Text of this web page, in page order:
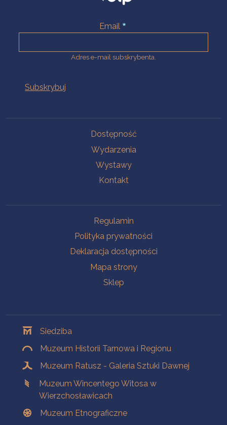
Email
Adres e-mail subskrybenta.
Dostępność
Wydarzenia
Wystawy
Kontakt
Regulamin
Polityka prywatności
Deklaracja dostępności
Mapa strony
Sklep
Siedziba
Muzeum Historii Tarnowa i Regionu
Muzeum Ratusz - Galeria Sztuki Dawnej
Muzeum Wincentego Witosa w
Wierzchosławicach
Muzeum Etnograficzne